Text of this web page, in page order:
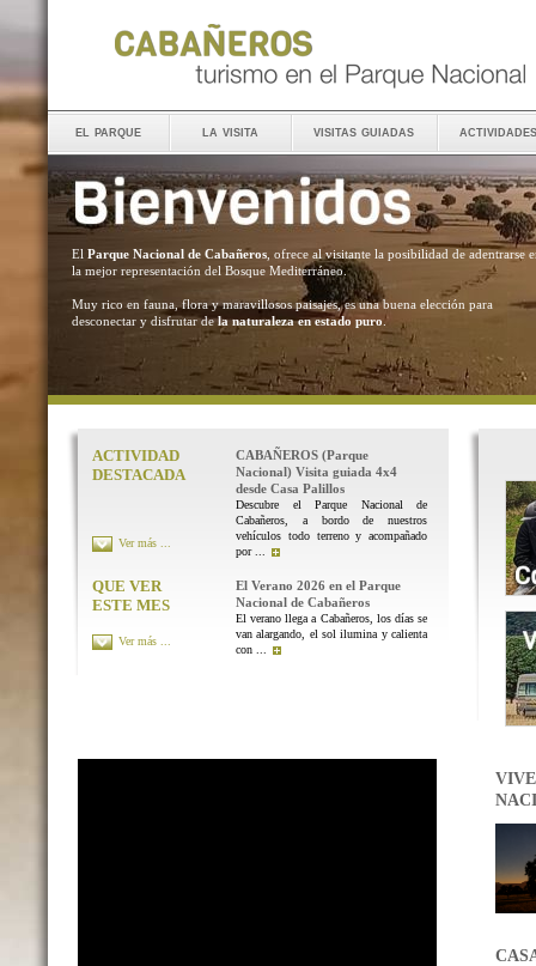
el parque la visita visitas guiadas actividades
El Parque Nacional de Cabañeros , ofrece al visitante la posibilidad de adentrarse
la mejor representación del Bosque Mediterráneo.
Muy rico en fauna, flora y maravillosos paisajes, es una buena elección para
desconectar y disfrutar dela naturaleza en estado puro .
ACTIVIDAD
DESTACADA
CABAÑEROS (Parque
Nacional) Visita guiada 4x4
desde Casa Palillos
Descubre el Parque Nacional de
Cabañeros, a bordo de nuestros
vehículos todo terreno y acompañado
por ...
Ver más ...
QUE VER
ESTE MES
El Verano 2026 en el Parque
Nacional de Cabañeros
El verano llega a Cabañeros, los días se
van alargando, el sol ilumina y calienta
con ...
Ver más ...